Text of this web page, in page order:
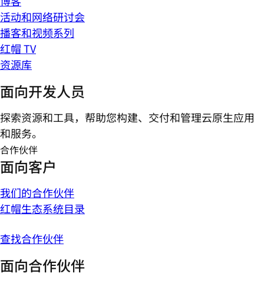
活动和网络研讨会
播客和视频系列
红帽 TV
资源库
面向开发人员
探索资源和工具，帮助您构建、交付和管理云原生应用
和服务。
合作伙伴
面向客户
我们的合作伙伴
红帽生态系统目录
查找合作伙伴
面向合作伙伴